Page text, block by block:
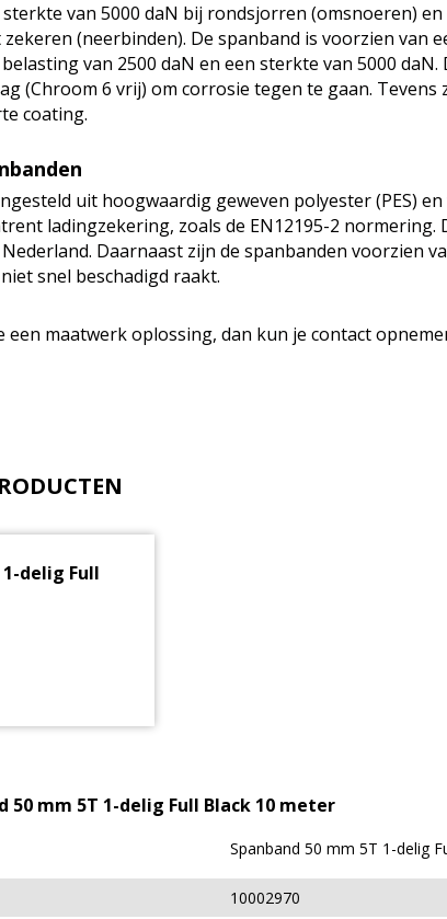
van 5000 daN bij rondsjorren (omsnoeren)
zekeren (neerbinden). De spanband is voorzien van
van 2500 daN en een sterkte van 5000 daN.
(Chroom 6 vrij) om corrosie tegen te gaan. Tevens
coating.
uit hoogwaardig geweven polyester (PES)
ladingzekering, zoals de EN12195-2 normering.
Daarnaast zijn de spanbanden voorzien
snel beschadigd raakt.
een maatwerk oplossing, dan kun je contact
delig Full
50 mm 5T 1-delig Full Black 10 meter
Spanband 50 mm 5T 1-delig
10002970